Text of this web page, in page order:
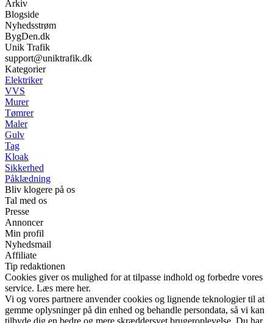
Arkiv
Blogside
Nyhedsstrøm
BygDen.dk
Unik Trafik
support@uniktrafik.dk
Kategorier
Elektriker
VVS
Murer
Tømrer
Maler
Gulv
Tag
Kloak
Sikkerhed
Påklædning
Bliv klogere på os
Tal med os
Presse
Annoncer
Min profil
Nyhedsmail
Affiliate
Tip redaktionen
Cookies giver os mulighed for at tilpasse indhold og forbedre vores
service. Læs mere her.
Vi og vores partnere anvender cookies og lignende teknologier til at
gemme oplysninger på din enhed og behandle persondata, så vi kan
tilbyde dig en bedre og mere skræddersyet brugeroplevelse. Du har